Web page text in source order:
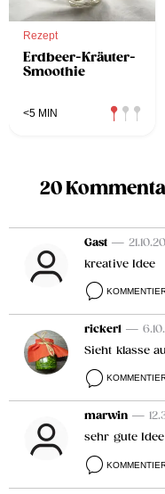
Rezept
Erdbeer-Kräuter-
Smoothie
<5 MIN
20
Gast —
kreative Idee
rickerl —
Sieht klasse
marwin —
sehr gute Idee